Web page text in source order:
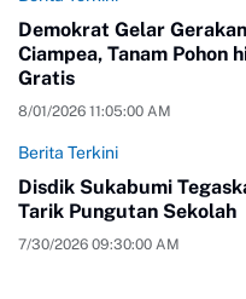
Demokrat Gelar
Ciampea, Tanam Pohon
Gratis
8/01/2026 11:05:00 AM
Berita Terkini
Disdik Sukabumi
Tarik Pungutan Sekolah
7/30/2026 09:30:00 AM